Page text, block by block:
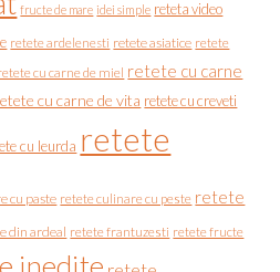
fructe de mare idei simple reteta video
retete ardelenesti retete asiatice retete
cu carne de miel retete cu carne
cu carne de vita retete cu creveti
cu leurda retete
cu paste retete culinare cu peste retete
din ardeal retete frantuzesti retete fructe
inedite